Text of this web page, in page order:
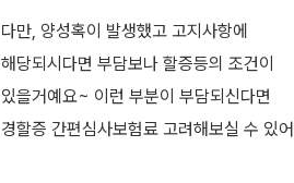
다만, 양성혹이 발생했고 고지사항에
해당되시다면 부담보나 할증등의 조건이
있을거예요~ 이런 부분이 부담되신다면
경할증 간편심사보험료 고려해보실 수 있